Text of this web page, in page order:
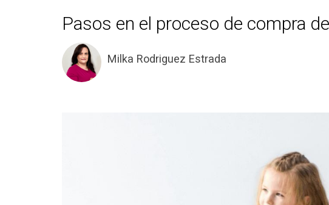
Pasos en el proceso de compra
Milka Rodriguez Estrada